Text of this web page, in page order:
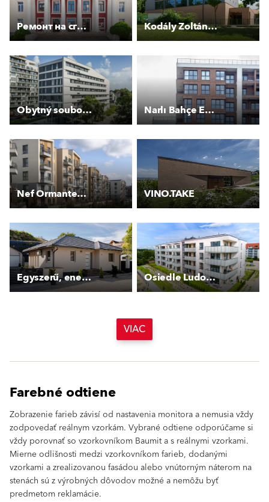
Ремонт на сградата на НЧ “Дружба-1870“ Kodály Zoltán Általános Iskola és AMI
Obytný soubor AFI Tulipa Třebešín Narlı Bahçe Evleri
Nef Ormantepe Çekmeköy VINO.TAKE
Egyszerű, energiatakarékos, személyre szabott Osiedle Ludowa 2
VIAC
Farebné odtiene
Zobrazenie farieb závisí od nastavenia monitora a nemusia vždy
zodpovedať reálnym vzorkám. Vybrané odtiene odporúčame si
vždy porovnať so vzorkovníkom Baumit a s reálnymi vzorkami.
Mierne odlišnosti medzi vzorkovníkom farieb, dodanými
vzorkami a zrealizovanou fasádou alebo vnútorným náterom na
stenách sú z výrobných dôvodov možné a nemôžu byť
predmetom reklamácie.